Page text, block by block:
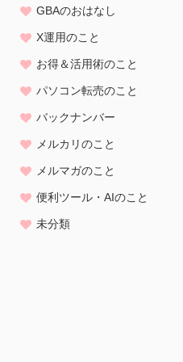
GBAのおはなし
X運用のこと
お得＆活用術のこと
パソコン転売のこと
バックナンバー
メルカリのこと
メルマガのこと
便利ツール・AIのこと
未分類